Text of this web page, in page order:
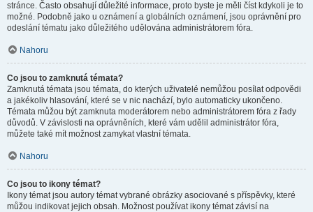
stránce. Často obsahují důležité informace, proto byste je měli číst kdykoli je to
možné. Podobně jako u oznámení a globálních oznámení, jsou oprávnění pro
odeslání tématu jako důležitého udělována administrátorem fóra.
Nahoru
Co jsou to zamknutá témata?
Zamknutá témata jsou témata, do kterých uživatelé nemůžou posílat odpovědi
a jakékoliv hlasování, které se v nic nachází, bylo automaticky ukončeno.
Témata můžou být zamknuta moderátorem nebo administrátorem fóra z řady
důvodů. V závislosti na oprávněních, které vám udělil administrátor fóra,
můžete také mít možnost zamykat vlastní témata.
Nahoru
Co jsou to ikony témat?
Ikony témat jsou autory témat vybrané obrázky asociované s příspěvky, které
můžou indikovat jejich obsah. Možnost používat ikony témat závisí na